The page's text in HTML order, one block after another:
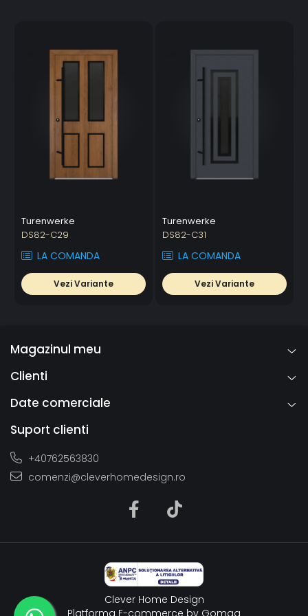
Turenwerke
DS82-C29
LA COMANDA
Vezi Variante
Turenwerke
DS82-C31
LA COMANDA
Vezi Variante
Magazinul meu
Clienti
Date comerciale
Suport clienti
+40762563830
comenzi@cleverhomedesign.ro
Clever Home Design